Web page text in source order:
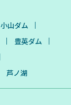
小山ダム
豊英ダム
芦ノ湖